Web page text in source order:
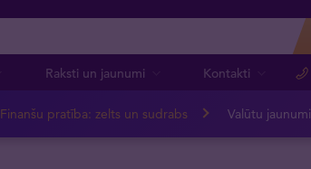
Raksti un jaunumi Kontakti
Finanšu pratība: zelts un sudrabs Valūtu jaunumi